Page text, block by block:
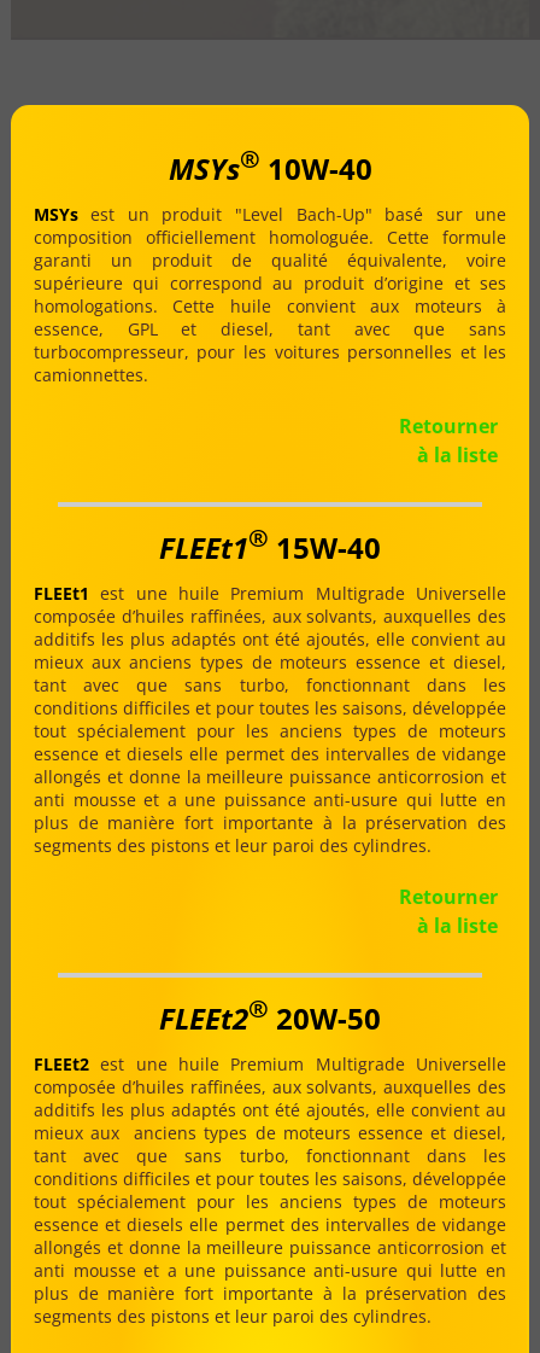
MSYs® 10W-40
MSYsest un produit "Level Bach-Up" basé sur une
composition officiellement homologuée. Cette formule
garanti un produit de qualité équivalente, voire
supérieure qui correspond au produit d’origine et ses
homologations. Cette huile convient aux moteurs à
essence, GPL et diesel, tant avec que sans
turbocompresseur, pour les voitures personnelles et les
camionnettes.
Retourner
à la liste
FLEEt1® 15W-40
FLEEt1 est une huile Premium Multigrade Universelle
composée d’huiles raffinées, aux solvants, auxquelles des
additifs les plus adaptés ont été ajoutés, elle convient au
mieux aux anciens types de moteurs essence et diesel,
tant avec que sans turbo, fonctionnant dans les
conditions difficiles et pour toutes les saisons, développée
tout spécialement pour les anciens types de moteurs
essence et diesels elle permet des intervalles de vidange
allongés et donne la meilleure puissance anticorrosion et
anti mousse et a une puissance anti-usure qui lutte en
plus de manière fort importante à la préservation des
segments des pistons et leur paroi des cylindres.
Retourner
à la liste
FLEEt2® 20W-50
FLEEt2est une huile Premium Multigrade Universelle
composée d’huiles raffinées, aux solvants, auxquelles des
additifs les plus adaptés ont été ajoutés, elle convient au
mieux aux anciens types de moteurs essence et diesel,
tant avec que sans turbo, fonctionnant dans les
conditions difficiles et pour toutes les saisons, développée
tout spécialement pour les anciens types de moteurs
essence et diesels elle permet des intervalles de vidange
allongés et donne la meilleure puissance anticorrosion et
anti mousse et a une puissance anti-usure qui lutte en
plus de manière fort importante à la préservation des
segments des pistons et leur paroi des cylindres.